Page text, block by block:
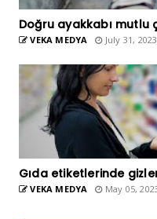
Doğru ayakkabı mutlu
VEKA MEDYA July 31, 2023
Gıda etiketlerinde
VEKA MEDYA May 05,